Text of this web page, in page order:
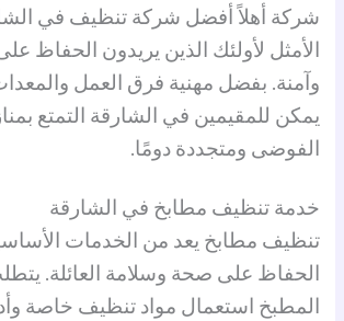
شركة أهلاً أفضل شركة تنظيف في
الأمثل لأولئك الذين يريدون الحفاظ
وآمنة. بفضل مهنية فرق العمل
يمكن للمقيمين في الشارقة التمتع
الفوضى ومتجددة دومًا.
خدمة تنظيف مطابخ في الشارقة
تنظيف مطابخ يعد من الخدمات
الحفاظ على صحة وسلامة العائلة.
المطبخ استعمال مواد تنظيف خاصة